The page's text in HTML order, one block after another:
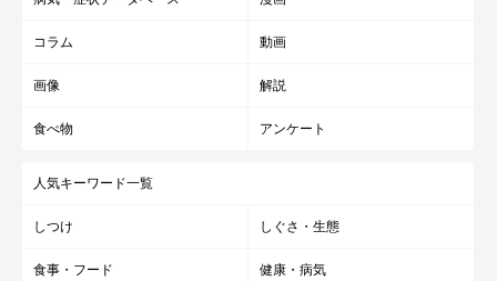
コラム 動画
画像 解説
食べ物 アンケート
人気キーワード一覧
しつけ しぐさ・生態
食事・フード 健康・病気